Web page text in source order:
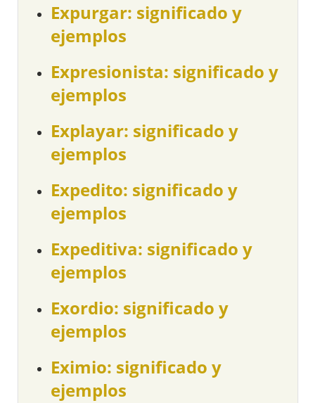
Expurgar: significado y
ejemplos
Expresionista: significado y
ejemplos
Explayar: significado y
ejemplos
Expedito: significado y
ejemplos
Expeditiva: significado y
ejemplos
Exordio: significado y
ejemplos
Eximio: significado y
ejemplos